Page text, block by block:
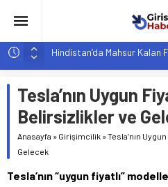
Hindistan’da Mahsur Kalan
Yapay Zeka Destekli
Girişimcilik ve Yaşam Tarzı:
Etkileri
YZ ile Tüketici Girişimciliği:
Tesla’nın Uygun
Belirsizlikler ve
Anasayfa » Girişimcilik »Tesla’nın
Gelecek
Tesla’nın “uygun fiyatlı”